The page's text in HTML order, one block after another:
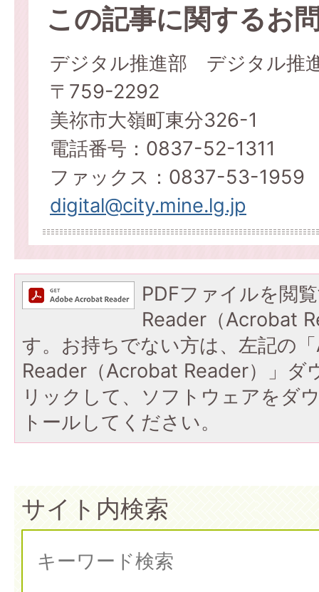
この記事に関するお
デジタル推進部 デジタル推
〒759-2292
美祢市大嶺町東分326-1
電話番号：0837-52-1311
ファックス：0837-53-1959
digital@city.mine.lg.jp
PDFファイルを閲
Reader（Acrobat
す。お持ちでない方は、左記の
Reader（Acrobat Reader）」ダ
リックして、ソフトウェアをダ
トールしてください。
サイト内検索